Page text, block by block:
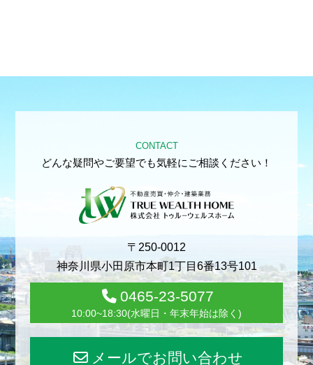
CONTACT
どんな疑問やご要望でも気軽にご相談ください！
〒250-0012
神奈川県小田原市本町1丁目6番13号101
0465-23-5077
10:00~18:30(水曜日・年末年始は除く)
メールでお問い合わせ